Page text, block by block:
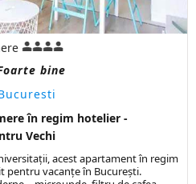
bine
în regim hotelier -
Vechi
acest apartament în regim
pentru vacanțe în București.